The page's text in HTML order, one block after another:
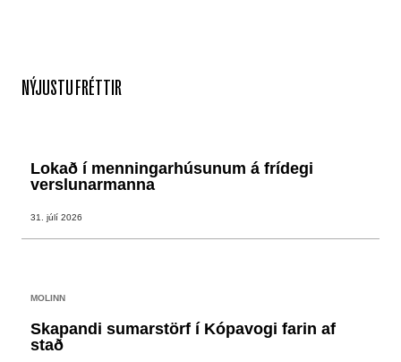
NÝJUSTU FRÉTTIR
Lokað í menningarhúsunum á frídegi
verslunarmanna
31. júlí 2026
MOLINN
Skapandi sumarstörf í Kópavogi farin af
stað